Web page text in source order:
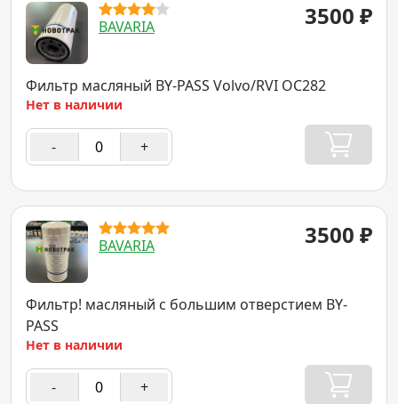
BAVARIA 3500 ₽
Фильтр масляный BY-PASS Volvo/RVI OC282
Нет в наличии
- +
BAVARIA 3500 ₽
Фильтр! масляный с большим отверстием BY-
PASS
Нет в наличии
- +